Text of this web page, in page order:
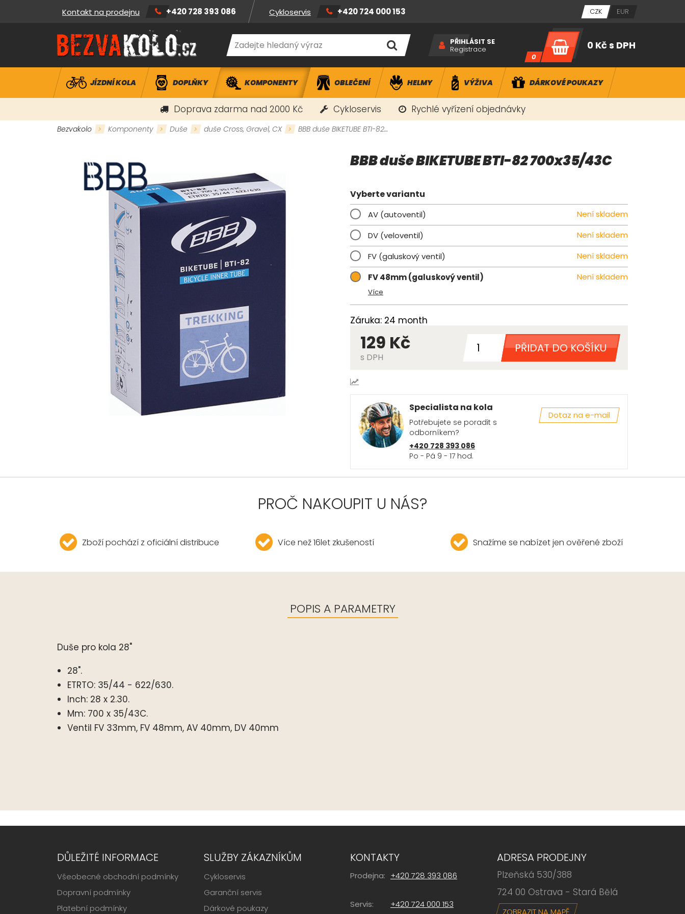
Kontakt na prodejnu +420 728 393 086 Cykloservis +420 724 000 153 CZK EUR
PŘIHLÁSIT SE
Registrace
0
0 Kčs DPH
JÍZDNÍ KOLA DOPLŇKY KOMPONENTY OBLEČENÍ HELMY VÝŽIVA DÁRKOVÉ POUKAZY
Doprava zdarma nad 2000 Kč Cykloservis Rychlé vyřízení objednávky
Bezvakolo Komponenty Duše duše Cross, Gravel, CX BBB duše BIKETUBE BTI-82…
BBB duše BIKETUBE BTI-82 700x35/43C
Vyberte variantu
AV (autoventil)
Není skladem
DV (veloventil)
Není skladem
FV (galuskový ventil)
Není skladem
FV 48mm (galuskový ventil)
Není skladem
Více
Záruka: 24 month
129 Kč
s DPH
PŘIDAT DO KOŠÍKU
Specialista na kola
Potřebujete se poradit s
odborníkem?
+420 728 393 086
Po - Pá 9 - 17 hod.
Dotaz na e-mail
PROČ NAKOUPIT U NÁS?
Zboží pochází z oficiální distribuce Více než 16let zkušeností Snažíme se nabízet jen ověřené zboží
POPIS A PARAMETRY
Duše pro kola 28"
28".
ETRTO: 35/44 - 622/630.
Inch: 28 x 2.30.
Mm: 700 x 35/43C.
Ventil FV 33mm, FV 48mm, AV 40mm, DV 40mm
DŮLEŽITÉ INFORMACE
Všeobecné obchodní podmínky
Dopravní podmínky
Platební podmínky
SLUŽBY ZÁKAZNÍKŮM
Cykloservis
Garanční servis
Dárkové poukazy
KONTAKTY
Prodejna: +420 728 393 086
Servis: +420 724 000 153
ADRESA PRODEJNY
Plzeňská 530/388
724 00 Ostrava - Stará Bělá
ZOBRAZIT NA MAPĚ